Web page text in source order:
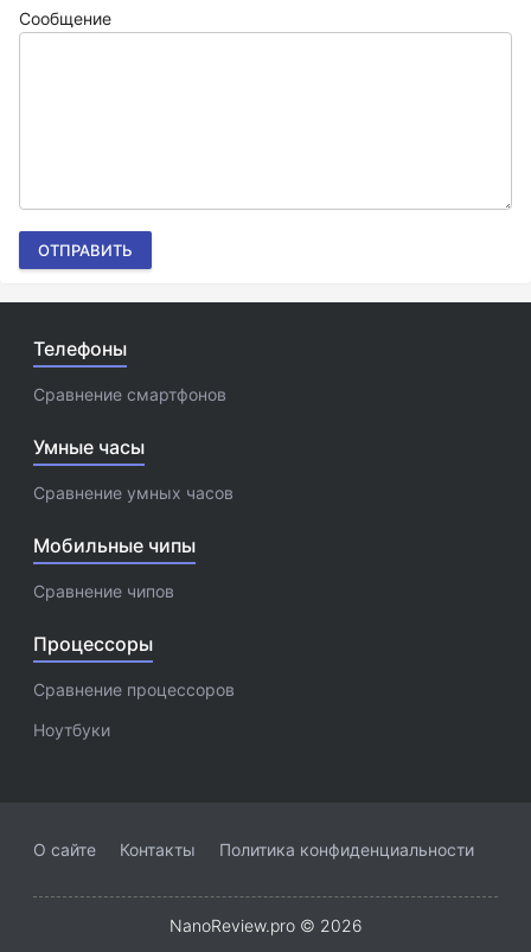
Сообщение
ОТПРАВИТЬ
Телефоны
Сравнение смартфонов
Умные часы
Сравнение умных часов
Мобильные чипы
Сравнение чипов
Процессоры
Сравнение процессоров
Ноутбуки
О сайте Контакты Политика конфиденциальности
NanoReview.pro © 2026